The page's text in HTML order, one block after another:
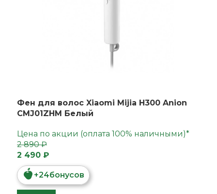
Фен для волос Xiaomi Mijia H300 Anion
CMJ01ZHM Белый
Цена по акции (оплата 100% наличными)*
2 490 ₽
+24бонусов
2 890 ₽